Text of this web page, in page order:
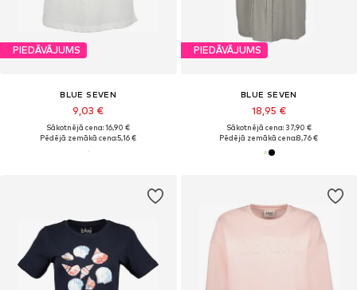
PIEDĀVĀJUMS
BLUE SEVEN
9,03 €
Sākotnējā cena: 16,90 €
Pēdējā zemākā cena:5,16 €
PIEDĀVĀJUMS
BLUE SEVEN
18,95 €
Sākotnējā cena: 37,90 €
Pēdējā zemākā cena:8,76 €